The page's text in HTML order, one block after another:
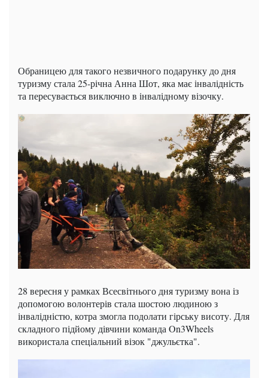
Обраницею для такого незвичного подарунку до дня
туризму стала 25-річна Анна Шот, яка має інвалідність
та пересувається виключно в інвалідному візочку.
28 вересня у рамках Всесвітнього дня туризму вона із
допомогою волонтерів стала шостою людиною з
інвалідністю, котра змогла подолати гірську висоту. Для
складного підйому дівчини команда On3Wheels
використала спеціальний візок "джульєтка".